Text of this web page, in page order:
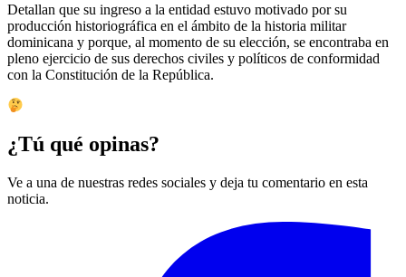
Detallan que su ingreso a la entidad estuvo motivado por su
producción historiográfica en el ámbito de la historia militar
dominicana y porque, al momento de su elección, se encontraba en
pleno ejercicio de sus derechos civiles y políticos de conformidad
con la Constitución de la República.
¿Tú qué opinas?
Ve a una de nuestras redes sociales y deja tu comentario en esta
noticia.